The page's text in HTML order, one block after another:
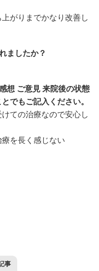
がりまでかなり改善し
ましたか？
想 ご意見 来院後の状態
でもご記入ください。
ての治療なので安心し
を長く感じない
事